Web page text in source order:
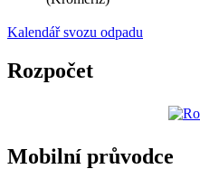
Kalendář svozu odpadu
Rozpočet
Mobilní průvodce